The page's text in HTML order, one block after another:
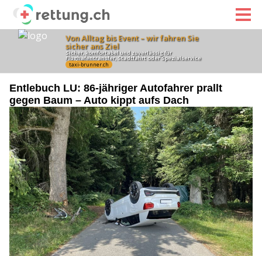
Entlebuch LU: 86-jähriger Autofahrer prallt
gegen Baum – Auto kippt aufs Dach